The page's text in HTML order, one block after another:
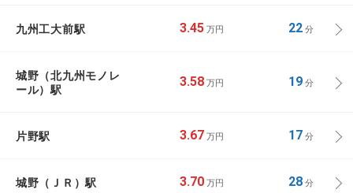
九州工大前駅 3.45 万円 22分
城野（北九州モノレ
ール）駅
3.58 万円 19分
片野駅 3.67 万円 17分
城野（ＪＲ）駅 3.70 万円 28分